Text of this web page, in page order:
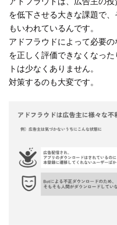
を低下させる大きな課題で
もいわれているんです。
アドフラウドによって必要
を正しく評価できなくなっ
トは少なくありません。
対策するのも大変です。